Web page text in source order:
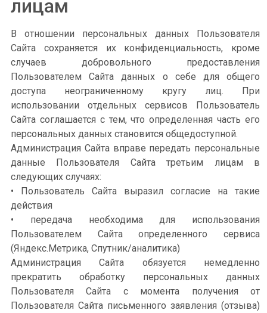
лицам
В отношении персональных данных Пользователя
Сайта сохраняется их конфиденциальность, кроме
случаев добровольного предоставления
Пользователем Сайта данных о себе для общего
доступа неограниченному кругу лиц. При
использовании отдельных сервисов Пользователь
Сайта соглашается с тем, что определенная часть его
персональных данных становится общедоступной.
Администрация Сайта вправе передать персональные
данные Пользователя Сайта третьим лицам в
следующих случаях:
• Пользователь Сайта выразил согласие на такие
действия
• передача необходима для использования
Пользователем Сайта определенного сервиса
(Яндекс.Метрика, Спутник/аналитика)
Администрация Сайта обязуется немедленно
прекратить обработку персональных данных
Пользователя Сайта с момента получения от
Пользователя Сайта письменного заявления (отзыва)